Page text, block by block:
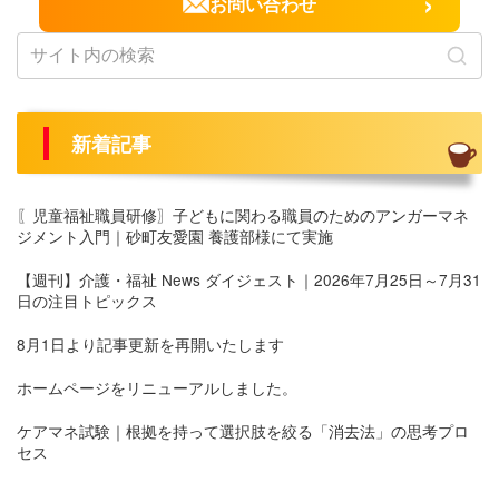
新着記事
〖児童福祉職員研修〗子どもに関わる職員のためのアンガーマネ
ジメント入門｜砂町友愛園 養護部様にて実施
【週刊】介護・福祉 News ダイジェスト｜2026年7月25日～7月31
日の注目トピックス
8月1日より記事更新を再開いたします
ホームページをリニューアルしました。
ケアマネ試験｜根拠を持って選択肢を絞る「消去法」の思考プロ
セス